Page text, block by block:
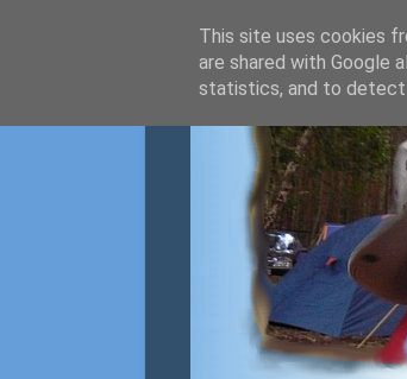
This site uses cookies
are shared with Google
statistics, and to detect